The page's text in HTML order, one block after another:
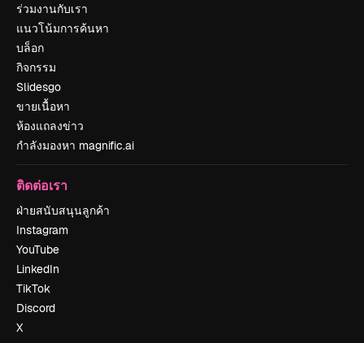
ร่วมงานกับเรา
แนวโน้มการค้นหา
บล็อก
กิจกรรม
Slidesgo
ขายเนื้อหา
ห้องแถลงข่าว
กำลังมองหา magnific.ai
ติดต่อเรา
ฝ่ายสนับสนุนลูกค้า
Instagram
YouTube
LinkedIn
TikTok
Discord
X